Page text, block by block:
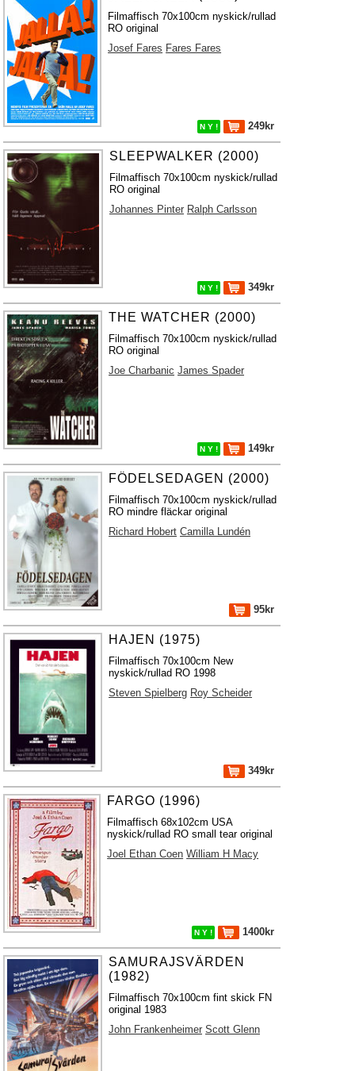
Filmaffisch 70x100cm nyskick/rullad
RO original
Josef Fares Fares Fares
N Y ! 249kr
SLEEPWALKER (2000)
Filmaffisch 70x100cm nyskick/rullad
RO original
Johannes Pinter Ralph Carlsson
N Y ! 349kr
THE WATCHER (2000)
Filmaffisch 70x100cm nyskick/rullad
RO original
Joe Charbanic James Spader
N Y ! 149kr
FÖDELSEDAGEN (2000)
Filmaffisch 70x100cm nyskick/rullad
RO mindre fläckar original
Richard Hobert Camilla Lundén
95kr
HAJEN (1975)
Filmaffisch 70x100cm New
nyskick/rullad RO 1998
Steven Spielberg Roy Scheider
349kr
FARGO (1996)
Filmaffisch 68x102cm USA
nyskick/rullad RO small tear original
Joel Ethan Coen William H Macy
N Y ! 1400kr
SAMURAJSVÄRDEN
(1982)
Filmaffisch 70x100cm fint skick FN
original 1983
John Frankenheimer Scott Glenn